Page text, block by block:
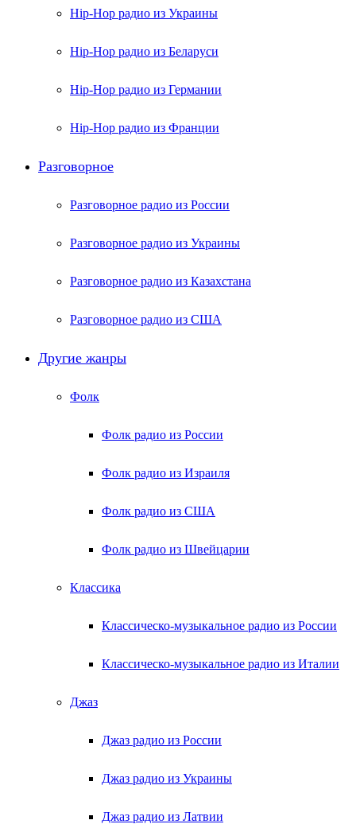
Hip-Hop радио из Украины
Hip-Hop радио из Беларуси
Hip-Hop радио из Германии
Hip-Hop радио из Франции
Разговорное
Разговорное радио из России
Разговорное радио из Украины
Разговорное радио из Казахстана
Разговорное радио из США
Другие жанры
Фолк
Фолк радио из России
Фолк радио из Израиля
Фолк радио из США
Фолк радио из Швейцарии
Классика
Классическо-музыкальное радио из России
Классическо-музыкальное радио из Италии
Джаз
Джаз радио из России
Джаз радио из Украины
Джаз радио из Латвии